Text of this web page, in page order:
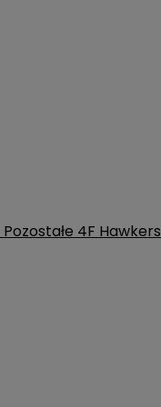
Pozostałe 4F Hawkers